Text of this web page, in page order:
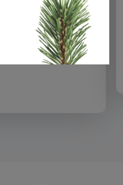
приступили
объектов в